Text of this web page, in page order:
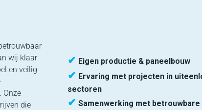
wij klaar
en veilig
Onze
die
✔ Eigen productie & paneelbouw
✔ Ervaring met projecten in
sectoren
✔ Samenwerking met